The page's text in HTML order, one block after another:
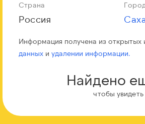
Страна
Россия
Город
Информация получена из
данных иудалении информации.
Найдено
чтобы